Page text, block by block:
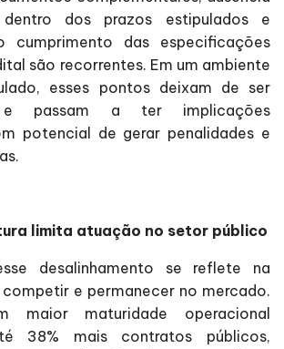
dos prazos estipulados e
cumprimento das especificações
são recorrentes. Em um ambiente
esses pontos deixam de ser
e passam a ter implicações
potencial de gerar penalidades e
limita atuação no setor público
desalinhamento se reflete na
e permanecer no mercado.
maior maturidade operacional
38% mais contratos públicos,